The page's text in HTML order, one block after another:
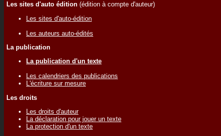
Les sites d'auto édition (édition à compte d'auteur)
Les sites d'auto-édition
Les auteurs auto-édités
La publication
La publication d'un texte
Les calendriers des publications
L'écriture sur mesure
Les droits
Les droits d'auteur
La déclaration pour jouer un texte
La protection d'un texte